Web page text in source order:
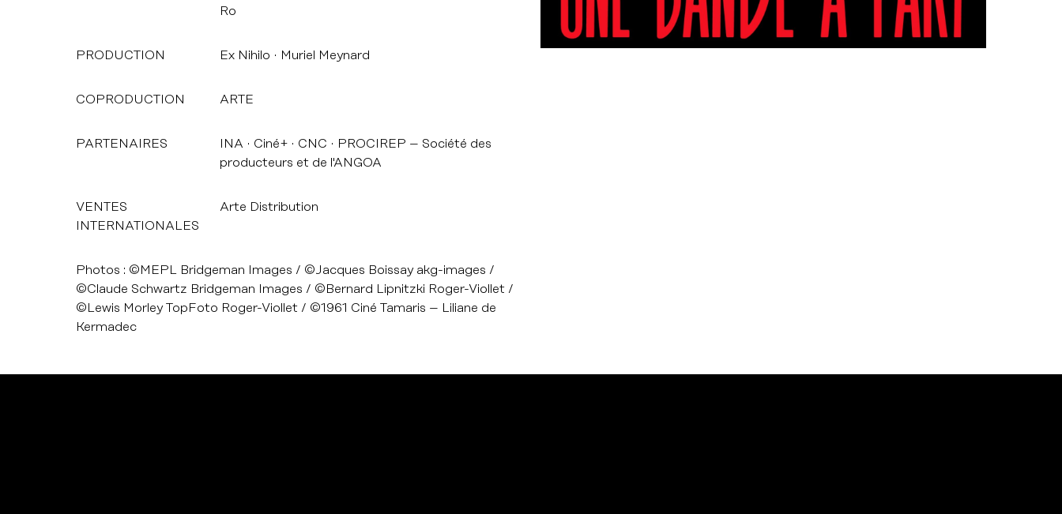
Ro
PRODUCTION Ex Nihilo Muriel Meynard
COPRODUCTION ARTE
PARTENAIRES INA Ciné+ CNC
PROCIREP – Société des
producteurs et de l'ANGOA
VENTES
INTERNATIONALES
Arte Distribution
Photos : ©MEPL Bridgeman Images / ©Jacques Boissay akg-images /
©Claude Schwartz Bridgeman Images / ©Bernard Lipnitzki Roger-Viollet /
©Lewis Morley TopFoto Roger-Viollet / ©1961 Ciné Tamaris – Liliane de
Kermadec